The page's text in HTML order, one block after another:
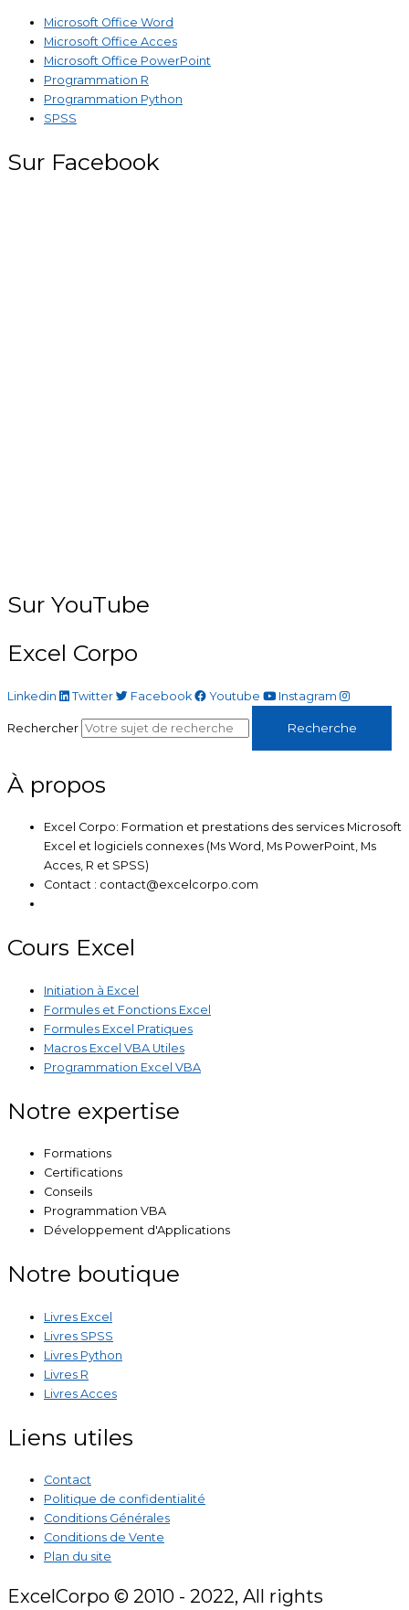
Microsoft Office Word
Microsoft Office Acces
Microsoft Office PowerPoint
Programmation R
Programmation Python
SPSS
Sur Facebook
Sur YouTube
Excel Corpo
Linkedin Twitter Facebook Youtube Instagram
Rechercher Recherche
À propos
Excel Corpo: Formation et prestations des services Microsoft
Excel et logiciels connexes (Ms Word, Ms PowerPoint, Ms
Acces, R et SPSS)
Contact : contact@excelcorpo.com
Cours Excel
Initiation à Excel
Formules et Fonctions Excel
Formules Excel Pratiques
Macros Excel VBA Utiles
Programmation Excel VBA
Notre expertise
Formations
Certifications
Conseils
Programmation VBA
Développement d'Applications
Notre boutique
Livres Excel
Livres SPSS
Livres Python
Livres R
Livres Acces
Liens utiles
Contact
Politique de confidentialité
Conditions Générales
Conditions de Vente
Plan du site
ExcelCorpo © 2010 - 2022, All rights